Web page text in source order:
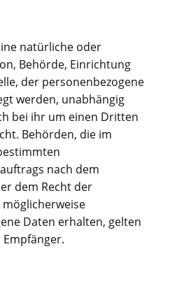
natürliche oder
Behörde, Einrichtung
der personenbezogene
werden, unabhängig
bei ihr um einen Dritten
Behörden, die im
nach dem
dem Recht der
Daten erhalten, gelten